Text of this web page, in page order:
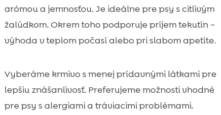
arómou a jemnosťou. Je ideálne pre psy s citlivým
žalúdkom. Okrem toho podporuje príjem tekutín –
výhoda v teplom počasí alebo pri slabom apetíte.
Vyberáme krmivo s menej prídavnými látkami pre
lepšiu znášanlivosť. Preferujeme možnosti vhodné
pre psy s alergiami a tráviacimi problémami.